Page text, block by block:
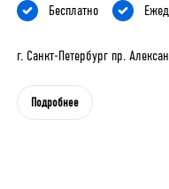
Бесплатно
г. Санкт-Петербург пр.
Подробнее